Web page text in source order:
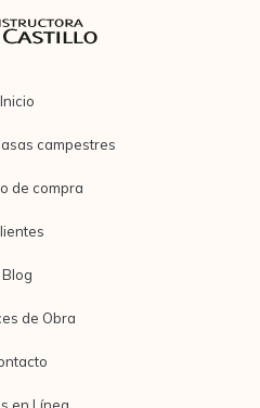
Inicio
campestres
de compra
Blog
de Obra